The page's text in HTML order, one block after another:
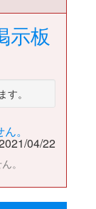
示板
。
。
04/22
。